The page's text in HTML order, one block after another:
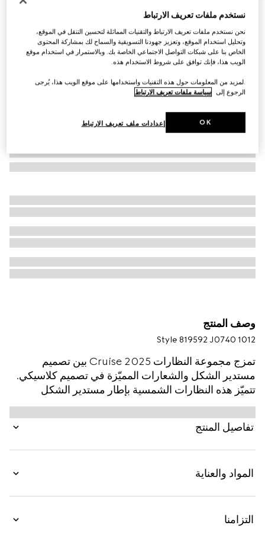
نظارات شمسية بإطار دائري
SAR 2,225
تنويعاتأسود
وصف المنتج
Style ‎819592 J0740 1012
تمزج مجموعة النظارات Cruise 2025 بين تصميم
مستدير الشكل والشعارات المميّزة في تصميم كلاسيكي.
تتميّز هذه النظارات الشمسية بإطار مستدير الشكل
وذراعين بلمسات نهائية باللون الذهبي الفاتح مع تفصيل
شريط ويب ونقش شعار Gucci.
تفاصيل المنتج
المواد والعناية
التزامنا
نستخدم ملفات تعريف الارتباط
نحن نستخدم ملفات تعريف الارتباط والتقنيات المماثلة لتحسين التنقل في الموقع،
وتحليل استخدام الموقع، وتعزيز جهودنا التسويقية والسماح لك بمشاركة المحتوى
الخاص بنا على شبكات التواصل الاجتماعي الخاصة بك. وبالاستمرار في استخدام موقع
الويب هذا، فإنك توافق على شروط الاستخدام هذه.
.لمزيد من المعلومات حول هذه التقنيات واستخدامها على موقع الويب هذا، يُرجى
الرجوع إلى سياسة ملفات تعريف الارتباط
إعدادات ملف تعريف الارتباط OK